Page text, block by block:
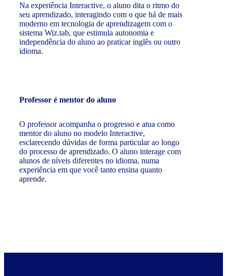
Na experiência Interactive, o aluno dita o ritmo do
seu aprendizado, interagindo com o que há de mais
moderno em tecnologia de aprendizagem com o
sistema Wiz.tab, que estimula autonomia e
independência do aluno ao praticar inglês ou outro
idioma.
Professor é mentor do aluno
O professor acompanha o progresso e atua como
mentor do aluno no modelo Interactive,
esclarecendo dúvidas de forma particular ao longo
do processo de aprendizado. O aluno interage com
alunos de níveis diferentes no idioma, numa
experiência em que você tanto ensina quanto
aprende.